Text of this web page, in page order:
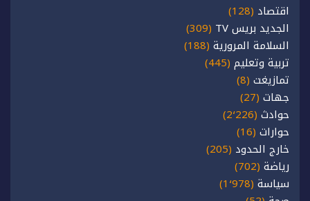
اقتصاد (128)
الجديد بريس TV
(309)
السلامة المرورية (188)
تربية وتعليم (445)
تمازيغت (8)
جهات (27)
حوادث (2٬226)
حوارات (16)
خارج الحدود (205)
رياضة (702)
سياسة (1٬978)